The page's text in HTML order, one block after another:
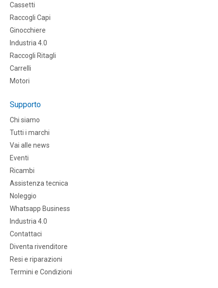
Cassetti
Raccogli Capi
Ginocchiere
Industria 4.0
Raccogli Ritagli
Carrelli
Motori
Supporto
Chi siamo
Tutti i marchi
Vai alle news
Eventi
Ricambi
Assistenza tecnica
Noleggio
Whatsapp Business
Industria 4.0
Contattaci
Diventa rivenditore
Resi e riparazioni
Termini e Condizioni